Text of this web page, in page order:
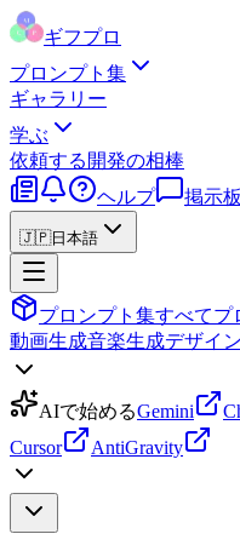
ギフプロ
プロンプト集
ギャラリー
学ぶ
依頼する 開発の相棒
ヘルプ
掲示板
🇯🇵日本語
プロンプト集すべてプ
動画生成音楽生成デザイン
AIで始めるGemini
Cursor
AntiGravity